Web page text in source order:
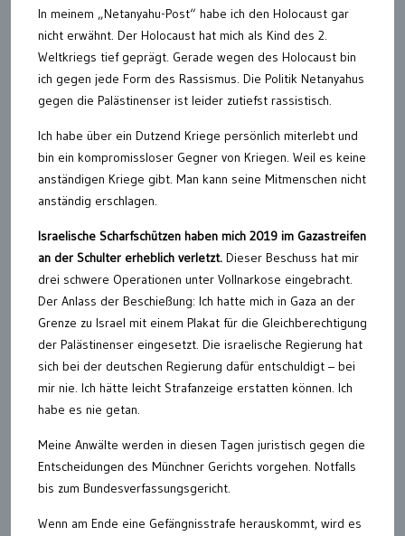
In meinem „Netanyahu-Post“ habe ich den Holocaust gar
nicht erwähnt. Der Holocaust hat mich als Kind des 2.
Weltkriegs tief geprägt. Gerade wegen des Holocaust bin
ich gegen jede Form des Rassismus. Die Politik Netanyahus
gegen die Palästinenser ist leider zutiefst rassistisch.
Ich habe über ein Dutzend Kriege persönlich miterlebt und
bin ein kompromissloser Gegner von Kriegen. Weil es keine
anständigen Kriege gibt. Man kann seine Mitmenschen nicht
anständig erschlagen.
Israelische Scharfschützen haben mich 2019 im Gazastreifen
an der Schulter erheblich verletzt. Dieser Beschuss hat mir
drei schwere Operationen unter Vollnarkose eingebracht.
Der Anlass der Beschießung: Ich hatte mich in Gaza an der
Grenze zu Israel mit einem Plakat für die Gleichberechtigung
der Palästinenser eingesetzt. Die israelische Regierung hat
sich bei der deutschen Regierung dafür entschuldigt – bei
mir nie. Ich hätte leicht Strafanzeige erstatten können. Ich
habe es nie getan.
Meine Anwälte werden in diesen Tagen juristisch gegen die
Entscheidungen des Münchner Gerichts vorgehen. Notfalls
bis zum Bundesverfassungsgericht.
Wenn am Ende eine Gefängnisstrafe herauskommt, wird es